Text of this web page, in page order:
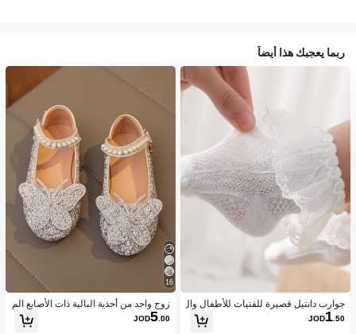
ربما يعجبك هذا أيضاً
جوارب دانتيل قصيرة للفتيات للأطفال وال
رضع بنمط الأميرة اللطيفة، الخامة، مريح
ة ومتوفرة بتصميم دانتيل بأجنحة بيضاء و
JOD1.50
16
زوج واحد من أحذية البالية ذات الأصابع الم
غلقة والمزينة بالترتر والفصوص والفيونك
ة الوردية المناسبة للبنات ذوات المقاسا
JOD5.00